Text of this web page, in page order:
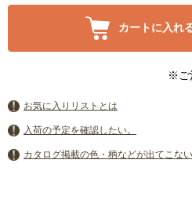
カートに入れ
※ご
お気に入りリストとは
入荷の予定を確認したい。
カタログ掲載の色・柄などが出てこない